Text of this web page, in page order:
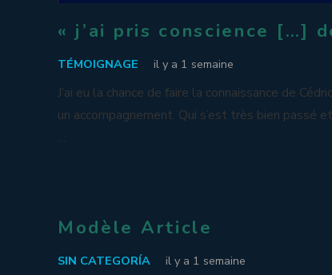
« j’ai pris conscience […]
TÉMOIGNAGE il y a 1 semaine
J’ai eu la chance de faire la connaissance de
un accompagnement. Qui s’est très bien passé
…
Modèle Article
SIN CATEGORÍA il y a 1 semaine